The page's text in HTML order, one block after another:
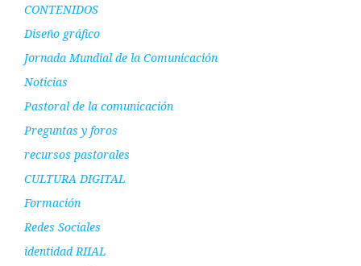
CONTENIDOS
Diseño gráfico
Jornada Mundial de la Comunicación
Noticias
Pastoral de la comunicación
Preguntas y foros
recursos pastorales
CULTURA DIGITAL
Formación
Redes Sociales
identidad RIIAL